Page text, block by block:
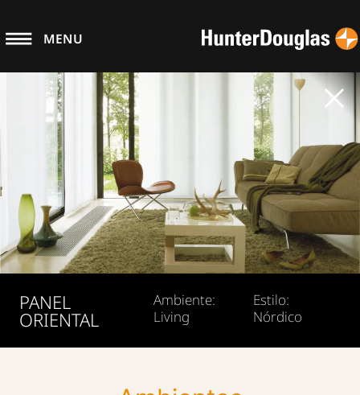
MENU
PANEL
ORIENTAL
Ambiente:
Living
Estilo:
Nórdico